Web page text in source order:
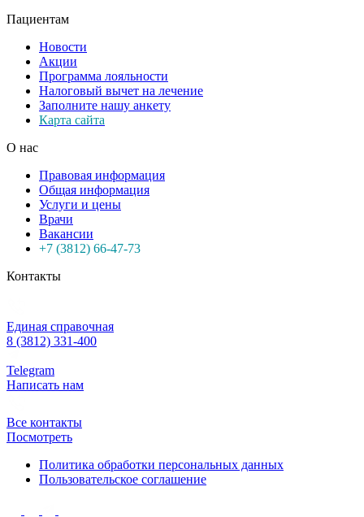
Пациентам
Новости
Акции
Программа лояльности
Налоговый вычет на лечение
Заполните нашу анкету
Карта сайта
О нас
Правовая информация
Общая информация
Услуги и цены
Врачи
Вакансии
+7 (3812) 66-47-73
Контакты
Единая справочная
8 (3812) 331-400
Telegram
Написать нам
Все контакты
Посмотреть
Политика обработки персональных данных
Пользовательское соглашение